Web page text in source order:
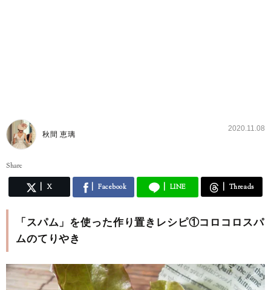
秋間 恵璃
2020.11.08
Share
X Facebook LINE Threads
「スパム」を使った作り置きレシピ①コロコロスパ
ムのてりやき